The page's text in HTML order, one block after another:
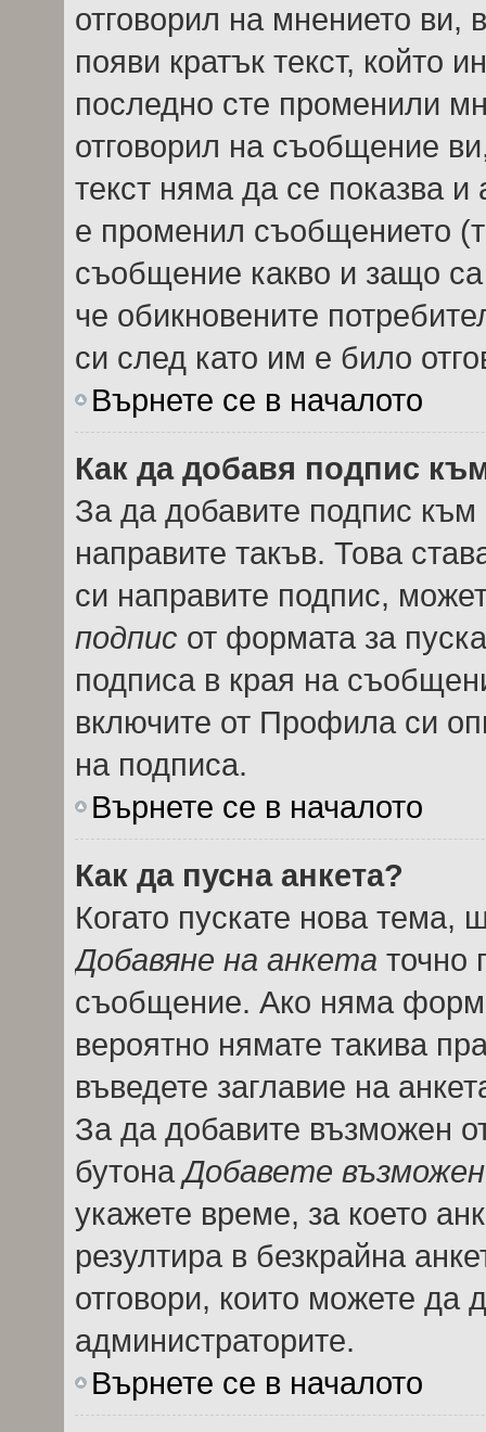
отговорил на мнението
появи кратък текст, който
последно сте променили
отговорил на съобщение
текст няма да се показва
е променил съобщението
съобщение какво и защо
че обикновените
си след като им е било
Върнете се в началото
Как да добавя подпис
За да добавите подпис
направите такъв. Това
си направите подпис,
подпис от формата за
подписа в края на
включите от Профила си
на подписа.
Върнете се в началото
Как да пусна анкета?
Когато пускате нова
Добавяне на анкета точно
съобщение. Ако няма
вероятно нямате такива
въведете заглавие на
За да добавите възможен
бутонаДобавете
укажете време, за което
резултира в безкрайна
отговори, които можете да
администраторите.
Върнете се в началото